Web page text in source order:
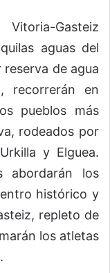
Gasteiz
aguas del
de agua
recorrerán en
pueblos más
rodeados por
y Elguea.
abordarán los
histórico y
repleto de
los atletas